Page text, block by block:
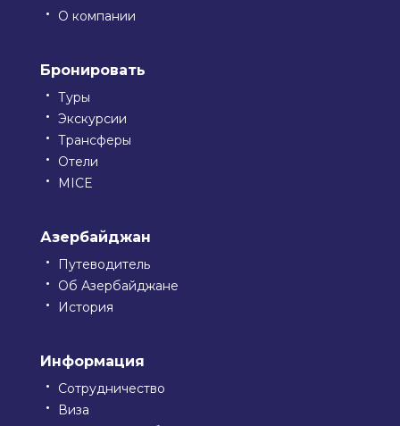
О компании
Бронировать
Туры
Экскурсии
Трансферы
Отели
MICE
Азербайджан
Путеводитель
Об Азербайджане
История
Информация
Сотрудничество
Виза